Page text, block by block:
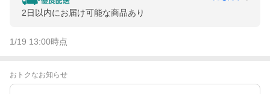
2日以内にお届け可能な商品あり
1/19 13:00時点
おトクなお知らせ